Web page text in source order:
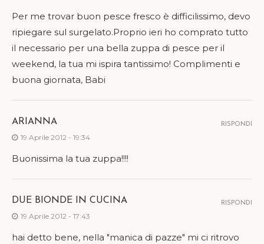
Per me trovar buon pesce fresco è difficilissimo, devo
ripiegare sul surgelato.Proprio ieri ho comprato tutto
il necessario per una bella zuppa di pesce per il
weekend, la tua mi ispira tantissimo! Complimenti e
buona giornata, Babi
ARIANNA
19 Aprile 2012 - 19:34
Buonissima la tua zuppa!!!!
RISPONDI
DUE BIONDE IN CUCINA
19 Aprile 2012 - 17:43
hai detto bene, nella "manica di pazze" mi ci ritrovo
RISPONDI